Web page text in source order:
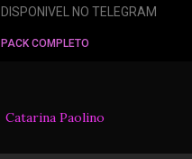
DISPONIVEL NO TELEGRAM
PACK COMPLETO
Catarina Paolino